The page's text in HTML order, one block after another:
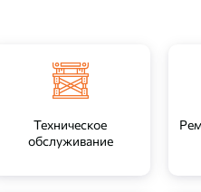
Техническое
обслуживание